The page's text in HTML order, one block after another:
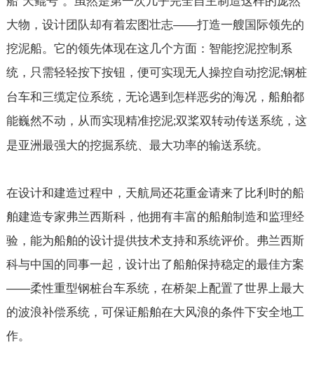
大物，设计团队却有着宏图壮志——打造一艘国际领先的
挖泥船。它的领先体现在这几个方面：智能挖泥控制系
统，只需轻轻按下按钮，便可实现无人操控自动挖泥;钢桩
台车和三缆定位系统，无论遇到怎样恶劣的海况，船舶都
能巍然不动，从而实现精准挖泥;双桨双转动传送系统，这
是亚洲最强大的挖掘系统、最大功率的输送系统。
在设计和建造过程中，天航局还花重金请来了比利时的船
舶建造专家弗兰西斯科，他拥有丰富的船舶制造和监理经
验，能为船舶的设计提供技术支持和系统评价。弗兰西斯
科与中国的同事一起，设计出了船舶保持稳定的最佳方案
——柔性重型钢桩台车系统，在桥架上配置了世界上最大
的波浪补偿系统，可保证船舶在大风浪的条件下安全地工
作。